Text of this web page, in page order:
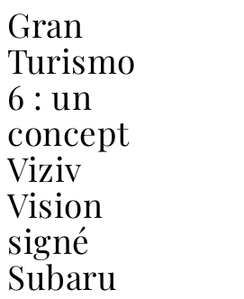
Gran
Turismo
6 : un
concept
Viziv
Vision
signé
Subaru